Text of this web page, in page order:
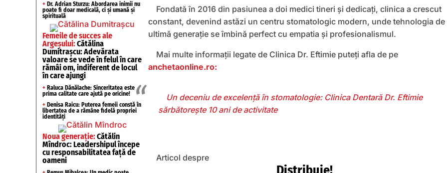
+ Dr. Adrian Sturzu: Abordarea inimii nu
poate fi doar medicală, ci și umană și
spirituală
Femeile de succes ale
Argeșului:Cătălina
Dumitrașcu: Adevărata
valoare se vede în felul în care
rămâi om, indiferent de locul
în care ajungi
+ Raluca Dănălache: Sinceritatea este
prima calitate care ajută pe oricine!
+ Denisa Raicu: Puterea femeii constă în
libertatea de a rămâne fidelă propriei
identități
Noua generație:Cătălin
Mîndroc: Leadershipul începe
cu responsabilitatea față de
oameni
Fondată în 2016 din pasiunea a doi medici tineri și dedicați, clinica a crescut
constant, devenind astăzi un centru stomatologic modern, unde tehnologia de
ultimă generație se îmbină perfect cu empatia și profesionalismul.
Mai multe informații legate de Clinica Dr. Eftimie puteți afla de pe
anchetaonline.ro:
​Un deceniu de excelență în stomatologie: Clinica Dentară Dr. Eftimie
sărbătorește 10 ani de activitate
Articol despre